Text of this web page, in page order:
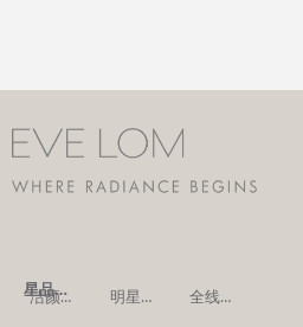
洁颜家族 明星系列 全线产品
星品指南: